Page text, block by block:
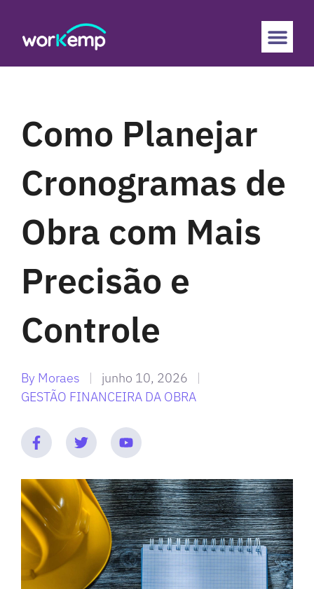
Como Planejar
Cronogramas de
Obra com Mais
Precisão e
Controle
By Moraes
junho 10, 2026
GESTÃO FINANCEIRA DA OBRA